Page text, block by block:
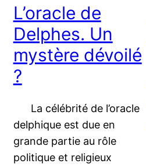
L’oracle de
Delphes. Un
mystère dévoilé
?
La célébrité de l’oracle
delphique est due en
grande partie au rôle
politique et religieux